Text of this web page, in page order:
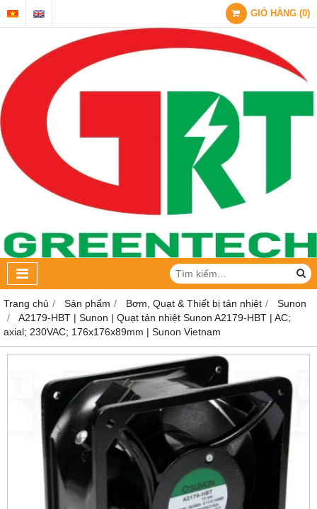
GIỎ HÀNG (0)
Trang chủ Sản phẩm Bơm, Quạt & Thiết bị tản nhiệt
Sunon
A2179-HBT | Sunon | Quạt tản nhiệt Sunon A2179-HBT | AC;
axial; 230VAC; 176x176x89mm | Sunon Vietnam